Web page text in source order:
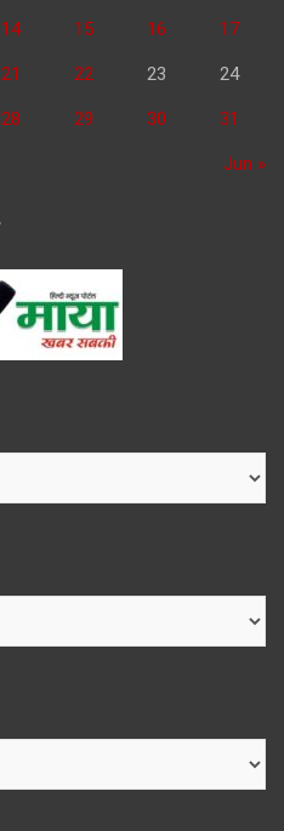
14 15 16 17
21 22 23 24
28 29 30 31
Jun »